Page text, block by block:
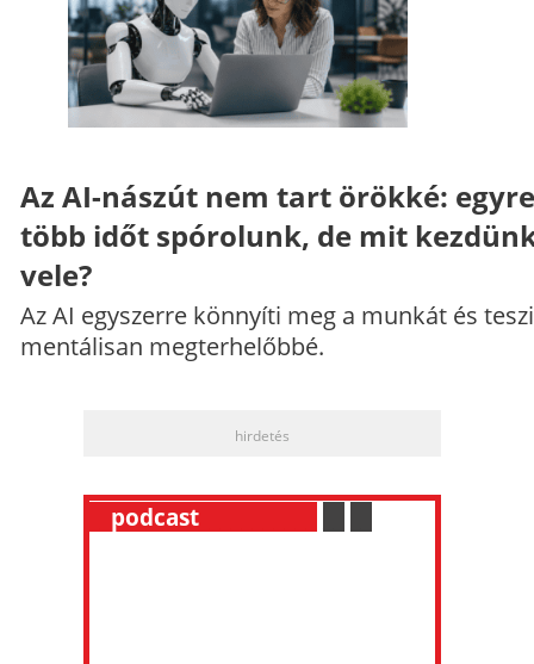
Az AI-nászút nem tart örökké: egyre
több időt spórolunk, de mit
vele?
Az AI egyszerre könnyíti meg a munkát és
mentálisan megterhelőbbé.
hirdetés
podcast